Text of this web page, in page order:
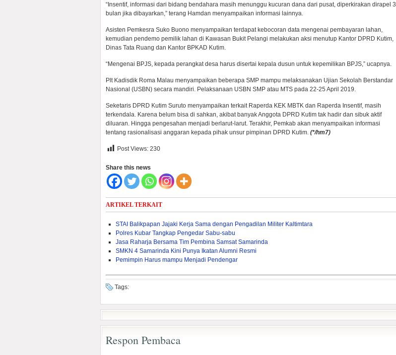
“Insentif, informasi dari bidang bendahara masih menunggu kucuran dana dari pusat, diperkirakan dirapel 3
bulan jika dibayarkan,” terang Hamdan menyampaikan informasi lainnya.
Asisten Pemkesra Suko Buono menyampaikan terdapat kebocoran data mengenai pembayaran lahan,
kemudian pendemo pemilik lahan di Kawasan Bukit Pelangi melakukan aksi menutup Kantor DPRD Kutim,
Dinas Tata Ruang dan Kantor BPKAD Kutim.
“Mengenai BPJS, kepada perangkat desa harus disertai kepala dusun untuk kepemilikan BPJS,” ucapnya.
Plt Kadisdik Roma Malau menyampaikan beberapa SMP mampu melaksanakan Ujian Sekolah Berstandar
Nasional (USBN) secara mandiri. Pelaksanaan USBN SMP atau MTS pada 22-25 April 2019.
Seketaris DPRD Kutim Suruto menyampaikan terkait Raperda KEK MBTK dan Raperda Insentif, masih
terkendala. Karena belum bisa di sahkan, akibat banyak Anggota DPRD Kutim tak hadir dan sibuk aktif
diluaran. Hingga pengesahan menjadi berlarut-larut. Terakhir, Pemkab akan menyampaikan informasi
tentang rasionalisasi anggaran kepada pihak unsur pimpinan DPRD Kutim. (*/hm7)
Post Views: 230
Share this news
ARTIKEL TERKAIT
STAI Balikpapan Jajaki Kerja Sama dengan Pengadilan Militer Kaltimtara
Polres Kubar Tangkap Pengedar Sabu-sabu
Jasa Raharja Bersama Tim Pembina Samsat Samarinda
SMKN 4 Samarinda Kini Punya Ikatan Alumni Resmi
Pemimpin Harus mampu Menjadi Pendengar
Tags:
Respon Pembaca